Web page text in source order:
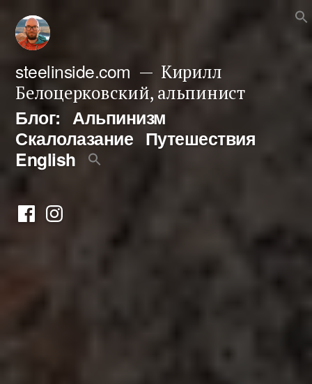
Перейти
содержимому
steelinside.com
Кирилл
Белоцерковский, альпинист
Блог: Альпинизм
Скалолазание Путешествия
English
ФейсбукИнстаграм